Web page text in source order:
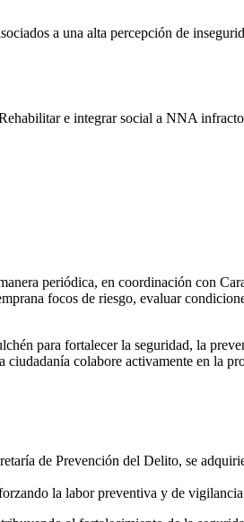
a una alta percepción de
e integrar social a NNA
periódica, en coordinación con
focos de riesgo, evaluar
para fortalecer la seguridad, la
colabore activamente en la
de Prevención del Delito, se
la labor preventiva y de